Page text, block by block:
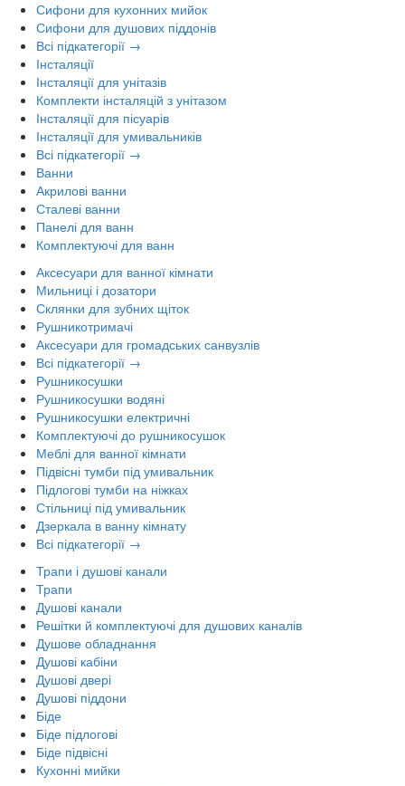
Сифони для кухонних мийок
Сифони для душових піддонів
Всі підкатегорії →
Інсталяції
Інсталяції для унітазів
Комплекти інсталяцій з унітазом
Інсталяції для пісуарів
Інсталяції для умивальників
Всі підкатегорії →
Ванни
Акрилові ванни
Сталеві ванни
Панелі для ванн
Комплектуючі для ванн
Аксесуари для ванної кімнати
Мильниці і дозатори
Склянки для зубних щіток
Рушникотримачі
Аксесуари для громадських санвузлів
Всі підкатегорії →
Рушникосушки
Рушникосушки водяні
Рушникосушки електричні
Комплектуючі до рушникосушок
Меблі для ванної кімнати
Підвісні тумби під умивальник
Підлогові тумби на ніжках
Стільниці під умивальник
Дзеркала в ванну кімнату
Всі підкатегорії →
Трапи і душові канали
Трапи
Душові канали
Решітки й комплектуючі для душових каналів
Душове обладнання
Душові кабіни
Душові двері
Душові піддони
Біде
Біде підлогові
Біде підвісні
Кухонні мийки